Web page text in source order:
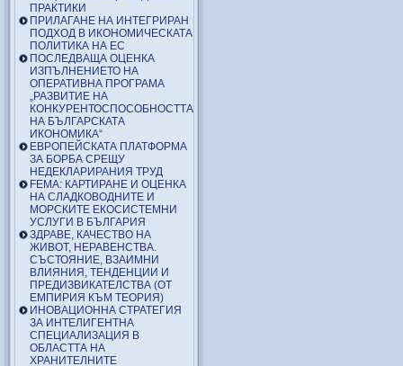
ПРАКТИКИ
ПРИЛАГАНЕ НА ИНТЕГРИРАН
ПОДХОД В ИКОНОМИЧЕСКАТА
ПОЛИТИКА НА ЕС
ПОСЛЕДВАЩА ОЦЕНКА
ИЗПЪЛНЕНИЕТО НА
ОПЕРАТИВНА ПРОГРАМА
„РАЗВИТИЕ НА
КОНКУРЕНТОСПОСОБНОСТТА
НА БЪЛГАРСКАТА
ИКОНОМИКА“
ЕВРОПЕЙСКАТА ПЛАТФОРМА
ЗА БОРБА СРЕЩУ
НЕДЕКЛАРИРАНИЯ ТРУД
FEMA: КАРТИРАНЕ И ОЦЕНКА
НА СЛАДКОВОДНИТЕ И
МОРСКИТЕ ЕКОСИСТЕМНИ
УСЛУГИ В БЪЛГАРИЯ
ЗДРАВЕ, КАЧЕСТВО НА
ЖИВОТ, НЕРАВЕНСТВА.
СЪСТОЯНИЕ, ВЗАИМНИ
ВЛИЯНИЯ, ТЕНДЕНЦИИ И
ПРЕДИЗВИКАТЕЛСТВА (ОТ
ЕМПИРИЯ КЪМ ТЕОРИЯ)
ИНОВАЦИОННА СТРАТЕГИЯ
ЗА ИНТЕЛИГЕНТНА
СПЕЦИАЛИЗАЦИЯ В
ОБЛАСТТА НА
ХРАНИТЕЛНИТЕ